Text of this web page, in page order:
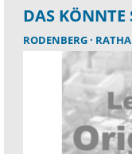
DAS KÖNNTE
RODENBERG